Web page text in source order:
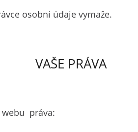
osobní údaje vymaže.
VAŠE PRÁVA
webu práva: